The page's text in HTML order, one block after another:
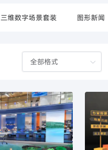
三维数字场景套装 图形新闻